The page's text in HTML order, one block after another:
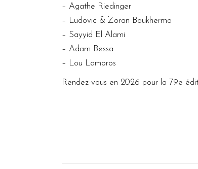
– Agathe Riedinger
– Ludovic & Zoran Boukherma
– Sayyid El Alami
– Adam Bessa
– Lou Lampros
Rendez-vous en 2026 pour la 79e